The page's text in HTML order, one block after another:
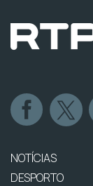
NOTÍCIAS
DESPORTO